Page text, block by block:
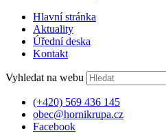
Hlavní stránka
Aktuality
Úřední deska
Kontakt
Vyhledat na webu
(+420) 569 436 145
obec@hornikrupa.cz
Facebook